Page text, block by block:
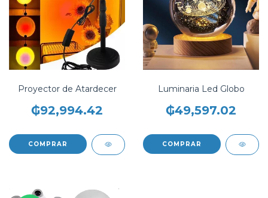
Proyector de Atardecer
₲92,994.42
Luminaria Led Globo
₲49,597.02
COMPRAR